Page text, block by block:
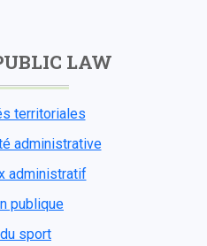
LAW
territoriales
administrative
administratif
publique
sport